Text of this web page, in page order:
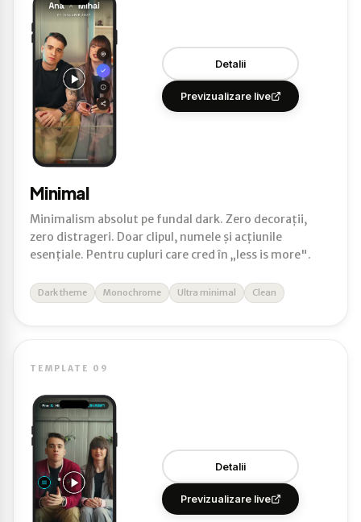
Minimal
Minimalism absolut pe fundal dark. Zero decorații,
zero distrageri. Doar clipul, numele și acțiunile
esențiale. Pentru cupluri care cred în „less is more".
Dark theme Monochrome Ultra minimal Clean
Detalii
Previzualizare live
TEMPLATE 09
Detalii
Previzualizare live